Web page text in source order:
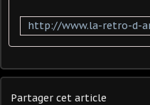
Partager cet article